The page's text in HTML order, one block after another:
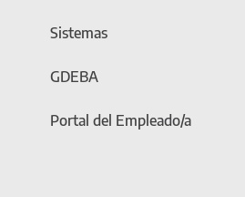
Sistemas
GDEBA
Portal del Empleado/a